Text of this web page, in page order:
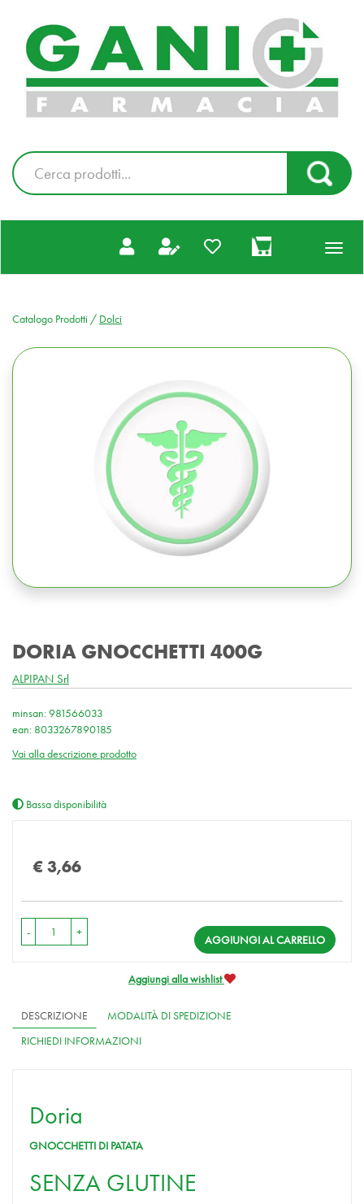
contenuto
principale
Farmacia
Gani
Ordina
online
Cerca
Prodotto
Cerca
prodotti
inseriti
Catalogo Prodotti / Dolci
DORIA GNOCCHETTI 400G
ALPIPAN Srl
minsan: 981566033
ean: 8033267890185
Vai alla descrizione prodotto
Bassa disponibilità
€ 3,66
- +
AGGIUNGI AL CARRELLO
Aggiungi alla wishlist
DESCRIZIONE
MODALITÀ DI SPEDIZIONE
RICHIEDI INFORMAZIONI
Doria
GNOCCHETTI DI PATATA
SENZA GLUTINE